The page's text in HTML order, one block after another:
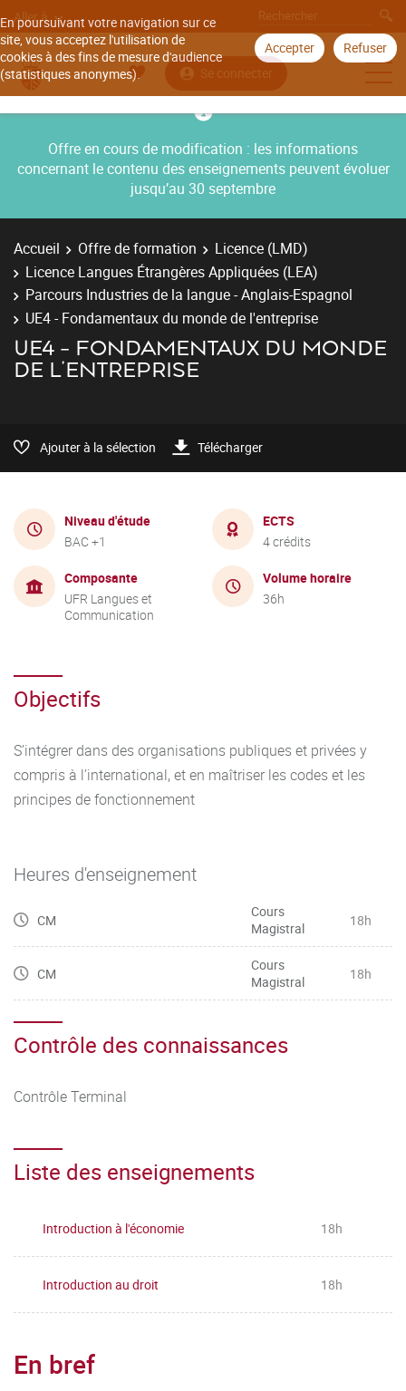
En poursuivant votre navigation sur ce
site, vous acceptez l'utilisation de
cookies à des fins de mesure d'audience
(statistiques anonymes).
Accepter Refuser
Aller à
Se connecter
Offre en cours de modification : les informations
concernant le contenu des enseignements peuvent évoluer
jusqu’au 30 septembre
Accueil Offre de formation
Licence (LMD)
Licence Langues Étrangères Appliquées (LEA)
Parcours Industries de la langue - Anglais-Espagnol
UE4 - Fondamentaux du monde de l'entreprise
UE4 - FONDAMENTAUX DU MONDE
DE L'ENTREPRISE
Ajouter à la sélection Télécharger
Niveau d'étude
BAC +1
ECTS
4 crédits
Composante
UFR Langues et
Communication
Volume horaire
36h
Objectifs
S’intégrer dans des organisations publiques et privées y
compris à l’international, et en maîtriser les codes et les
principes de fonctionnement
Heures d'enseignement
CM
Cours
Magistral
18h
CM
Cours
Magistral
18h
Contrôle des connaissances
Contrôle Terminal
Liste des enseignements
Introduction à l'économie 18h
Introduction au droit 18h
En bref